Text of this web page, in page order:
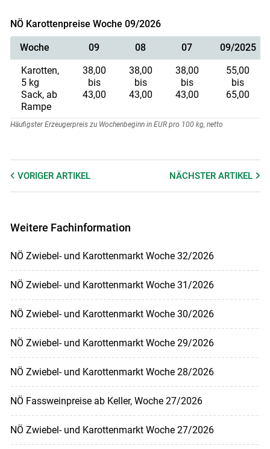
NÖ Karottenpreise Woche 09/2026
Woche 09 08 07
09/2025
Karotten,
5 kg
Sack, ab
Rampe
38,00
bis
43,00
38,00
bis
43,00
38,00
bis
43,00
55,00
bis
65,00
Häufigster Erzeugerpreis zu Wochenbeginn in EUR pro 100 kg, netto
VORIGER ARTIKEL NÄCHSTERARTIKEL
Weitere Fachinformation
NÖ Zwiebel- und Karottenmarkt Woche 32/2026
NÖ Zwiebel- und Karottenmarkt Woche 31/2026
NÖ Zwiebel- und Karottenmarkt Woche 30/2026
NÖ Zwiebel- und Karottenmarkt Woche 29/2026
NÖ Zwiebel- und Karottenmarkt Woche 28/2026
NÖ Fassweinpreise ab Keller, Woche 27/2026
NÖ Zwiebel- und Karottenmarkt Woche 27/2026